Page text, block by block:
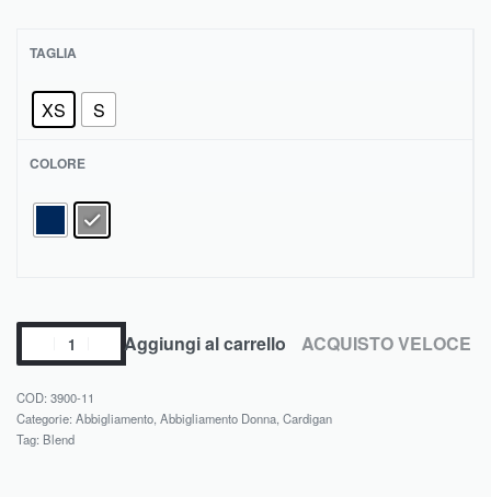
TAGLIA
XS S
COLORE
Aggiungi al carrello ACQUISTO VELOCE
3900-11
Categorie: Abbigliamento, Abbigliamento Donna, Cardigan
Tag: Blend